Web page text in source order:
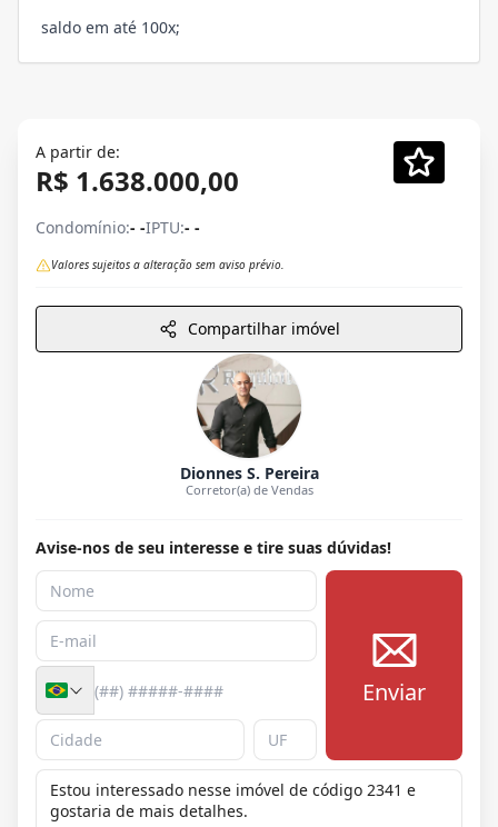
saldo em até 100x;
A partir de:
R$ 1.638.000,00
Condomínio:- -IPTU:- -
Valores sujeitos a alteração sem aviso prévio.
Compartilhar imóvel
Dionnes S. Pereira
Corretor(a) de Vendas
Avise-nos de seu interesse e tire suas dúvidas!
Enviar